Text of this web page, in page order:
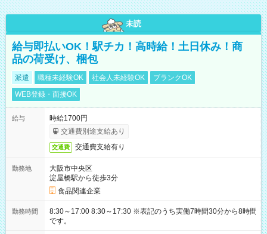
未読
給与即払いOK！駅チカ！高時給！土日休み！商
品の荷受け、梱包
派遣 職種未経験OK 社会人未経験OK
ブランクOK
WEB登録・面接OK
給与
時給1700円
交通費別途支給あり
交通費 交通費支給有り
勤務地
大阪市中央区
淀屋橋駅から徒歩3分
食品関連企業
勤務時間
8:30～17:00 8:30～17:30 ※表記のうち実働7時間30分から8時間
です。